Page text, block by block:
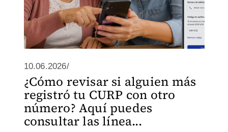
10.06.2026/
¿Cómo revisar si alguien más
registró tu CURP con otro
número? Aquí puedes
consultar las línea...